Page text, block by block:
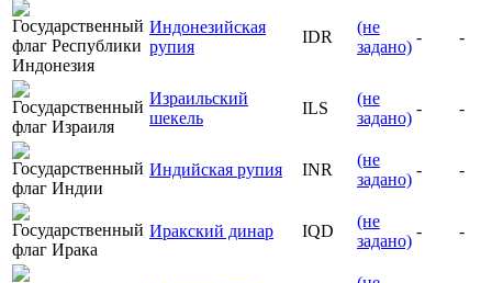
Индонезийская
рупия
IDR
(не
задано)
- -
Израильский
шекель
ILS
(не
задано)
- -
Индийская рупия INR
(не
задано)
- -
Иракский динар IQD
(не
задано)
- -